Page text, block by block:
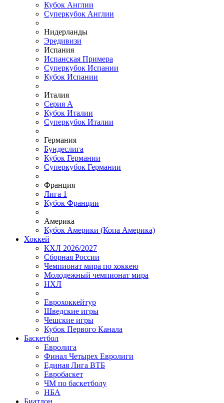
Кубок Англии
Суперкубок Англии
Нидерланды
Эредивизи
Испания
Испанская Примера
Суперкубок Испании
Кубок Испании
Италия
Серия А
Кубок Италии
Суперкубок Италии
Германия
Бундеслига
Кубок Германии
Суперкубок Германии
Франция
Лига 1
Кубок Франции
Америка
Кубок Америки (Копа Америка)
Хоккей
КХЛ 2026/2027
Сборная России
Чемпионат мира по хоккею
Молодежный чемпионат мира
НХЛ
Еврохоккейтур
Шведские игры
Чешские игры
Кубок Первого Канала
Баскетбол
Евролига
Финал Четырех Евролиги
Единая Лига ВТБ
Евробаскет
ЧМ по баскетболу
НБА
Биатлон